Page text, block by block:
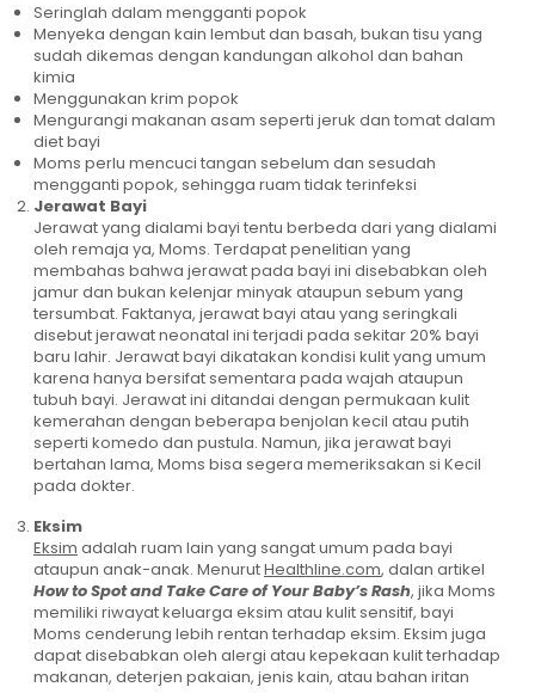
Seringlah dalam mengganti popok
Menyeka dengan kain lembut dan basah, bukan tisu yang
sudah dikemas dengan kandungan alkohol dan bahan
kimia
Menggunakan krim popok
Mengurangi makanan asam seperti jeruk dan tomat dalam
diet bayi
Moms perlu mencuci tangan sebelum dan sesudah
mengganti popok, sehingga ruam tidak terinfeksi
Jerawat Bayi
Jerawat yang dialami bayi tentu berbeda dari yang dialami
oleh remaja ya, Moms. Terdapat penelitian yang
membahas bahwa jerawat pada bayi ini disebabkan oleh
jamur dan bukan kelenjar minyak ataupun sebum yang
tersumbat. Faktanya, jerawat bayi atau yang seringkali
disebut jerawat neonatal ini terjadi pada sekitar 20% bayi
baru lahir. Jerawat bayi dikatakan kondisi kulit yang umum
karena hanya bersifat sementara pada wajah ataupun
tubuh bayi. Jerawat ini ditandai dengan permukaan kulit
kemerahan dengan beberapa benjolan kecil atau putih
seperti komedo dan pustula. Namun, jika jerawat bayi
bertahan lama, Moms bisa segera memeriksakan si Kecil
pada dokter.
Eksim
Eksim adalah ruam lain yang sangat umum pada bayi
ataupun anak-anak. MenurutHealthline.com, dalan artikel
How to Spot and Take Care of Your Baby’s Rash, jika Moms
memiliki riwayat keluarga eksim atau kulit sensitif, bayi
Moms cenderung lebih rentan terhadap eksim. Eksim juga
dapat disebabkan oleh alergi atau kepekaan kulit terhadap
makanan, deterjen pakaian, jenis kain, atau bahan iritan